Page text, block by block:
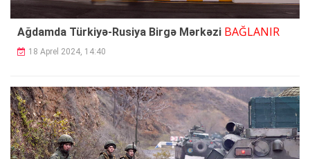
Ağdamda Türkiyə-Rusiya Birgə Mərkəzi BAĞLANIR
18 Aprel 2024, 14:40